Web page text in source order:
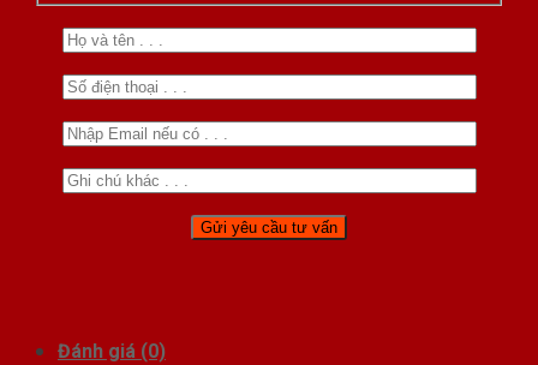
Đánh giá (0)